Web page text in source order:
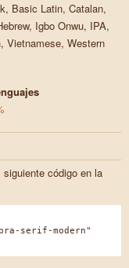
Basic Latin, Catalan,
Igbo Onwu, IPA,
Vietnamese, Western
código en la
serif-modern"